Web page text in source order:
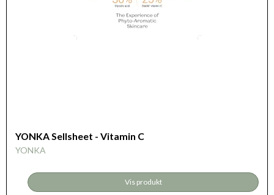
YONKA Sellsheet - Vitamin C
YONKA
Vis produkt